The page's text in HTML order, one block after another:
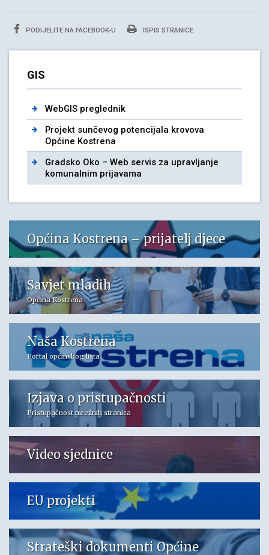
PODIJELITE NA FACEBOOK-U ISPIS STRANICE
GIS
WebGIS preglednik
Projekt sunčevog potencijala krovova
Općine Kostrena
Gradsko Oko – Web servis za upravljanje
komunalnim prijavama
Općina Kostrena – prijatelj djece
Savjet mladih
Općina Kostrena
Naša Kostrena
Portal općinskog lista
Izjava o pristupačnosti
Pristupačnost mrežnih stranica
Video sjednice
EU projekti
Strateški dokumenti Općine